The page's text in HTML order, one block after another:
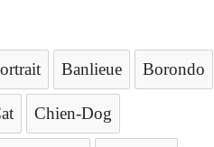
Banlieue Borondo
Chien-Dog